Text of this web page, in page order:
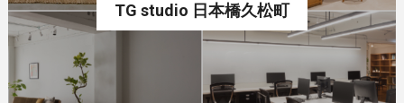
TG studio 日本橋久松町